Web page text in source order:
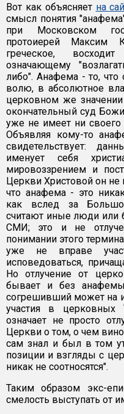
Вот как объясняет на
смысл понятия
при Московском
протоиерей Максим
греческое,
означающему
либо". Анафема - то,
волю, в абсолютное
церковном же
окончательный суд
уже не имеет ни
Объявляя кому-то
свидетельствует:
именует себя
мировоззрением и
Церкви Христовой он не
что анафема - это
как вслед за
считают иные люди или
СМИ; это и не
понимании этого
уже не вправе
исповедоваться,
Но отлучение от
бывает и без
согрешивший может на
участия в церковных
означает не просто
Церкви о том, о чем
сам знал и был в том
позиции и взгляды с
никак не соотносятся".
Таким образом экс-
смелость выступать от